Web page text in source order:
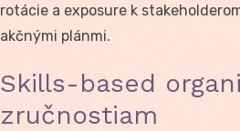
rotácie a exposure k
akčnými plánmi.
Skills-based
zručnostiam